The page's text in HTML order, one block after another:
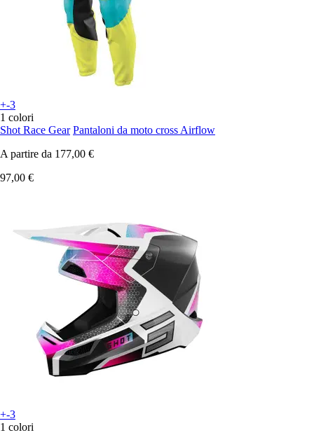
+-3
1 colori
Shot Race Gear Pantaloni da moto cross Airflow
A partire da 177,00 €
97,00 €
+-3
1 colori